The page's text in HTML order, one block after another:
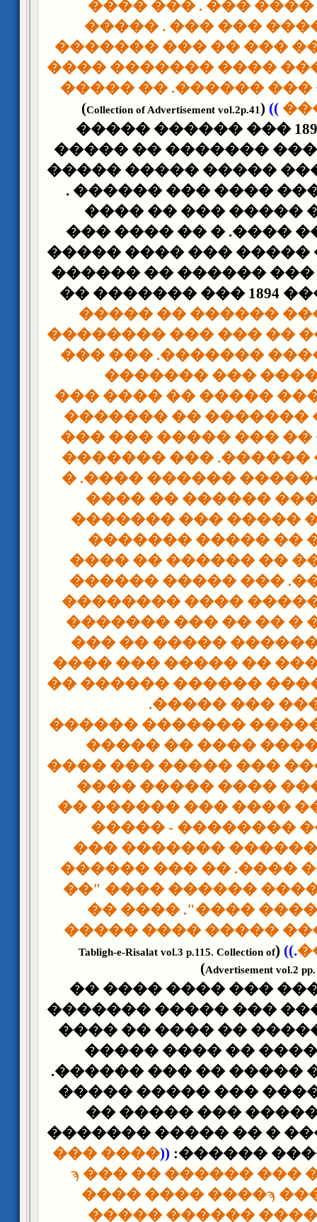
����� �� ���� ���
������� ���� ���
������ ����� ��� ��
��� ���� ����� ����
����� ���� ���
))
(
Collection of Advertisement vol.2p.41
)
�� ����� 1894 ��� ������ �����
������ 1888 ���� ������� ��
���� ��� ����� �����
�� ���� ����� ����
��� ����� �����
����� ����� ����. �
������� ��� �����
��� ������ �� ������
�� ������ ��� 1894 ��� ������� ��
������ ������ ��
������ ����� �� ���
���� ��� �����
���������� ���
�������� ���� �����
������� �� �������
���� ����� �� ���
���� ����� ������.
������� �������
������� ���
������� �� �����
�������� ��
������� ��� ��
���� ������. ���
������ ����
�� ���� ��� � �� ��
������� �������
���� ����� ��� ��
����� ��� �����
������ ���
.
�� ����� �������
������ �����
������ ������ ���
������. ���� ����
������� - ��� ����
��� �����
������� �������
���� ������ ����.
�� ����� ������
����� ������
������ ����� �����
.))
(
Tabligh-e-Risalat vol.3 p.115. Collection of
Advertisement vol.2
)
���� ������� ���
������ ��� ��� ���
�� �����. ������ ��
������ � ���� ��
������� � �� �����
� �� ��� ������ ���
������ ������
������� ����� � ��
�� ������.
((
���� ���
������ ��� ��� ���ϡ ��� �� ���
���� ���� ����ϡ
����� ������